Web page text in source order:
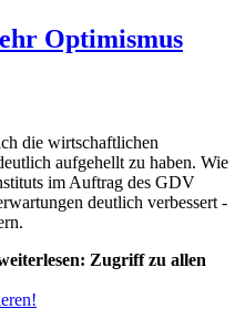
Optimismus
die wirtschaftlichen
aufgehellt zu haben. Wie
im Auftrag des GDV
deutlich verbessert -
Zugriff zu allen